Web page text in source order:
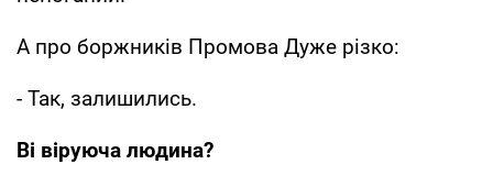
А про боржників Промова Дуже різко:
- Так, залишились.
Ві віруюча людина?